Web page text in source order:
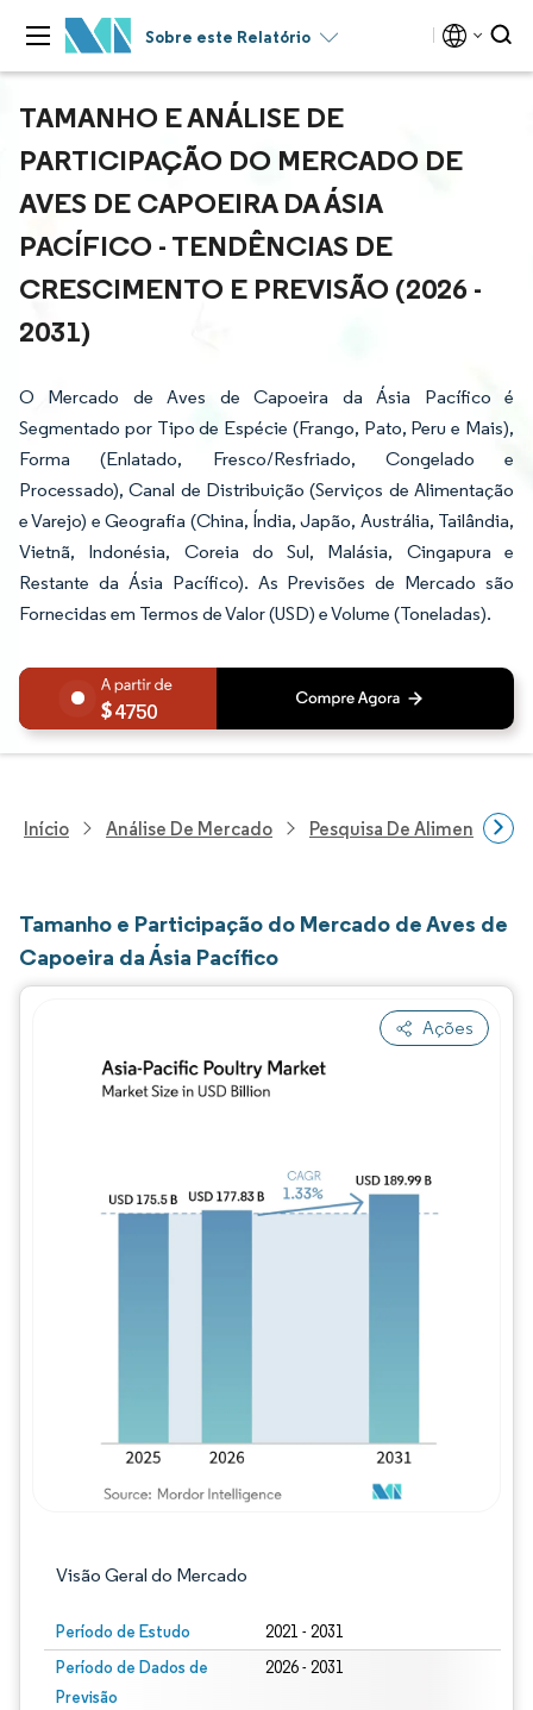
Sobre este Relatório
TAMANHO E ANÁLISE DE
PARTICIPAÇÃO DO MERCADO DE
AVES DE CAPOEIRA DA ÁSIA
PACÍFICO - TENDÊNCIAS DE
CRESCIMENTO E PREVISÃO (2026 -
2031)
O Mercado de Aves de Capoeira da Ásia Pacífico é
Segmentado por Tipo de Espécie (Frango, Pato, Peru e Mais),
Forma (Enlatado, Fresco/Resfriado, Congelado e
Processado), Canal de Distribuição (Serviços de Alimentação
e Varejo) e Geografia (China, Índia, Japão, Austrália, Tailândia,
Vietnã, Indonésia, Coreia do Sul, Malásia, Cingapura e
Restante da Ásia Pacífico). As Previsões de Mercado são
Fornecidas em Termos de Valor (USD) e Volume (Toneladas).
4750
Início Análise De Mercado Pesquisa De Alimentos E
Tamanho e Participação do Mercado de Aves de
Capoeira da Ásia Pacífico
Ações
Visão Geral do Mercado
Período de Estudo 2021 - 2031
Período de Dados de
Previsão
2026 - 2031